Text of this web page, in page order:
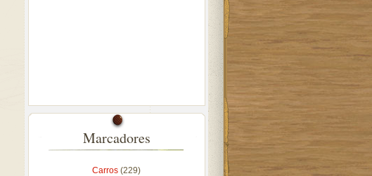
Marcadores
Carros (229)